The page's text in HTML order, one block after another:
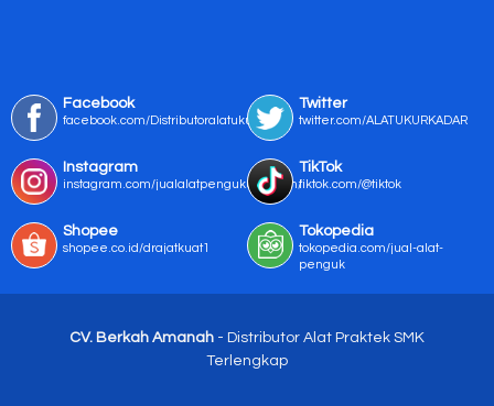
Facebook
facebook.com/Distributoralatukur
Twitter
twitter.com/ALATUKURKADAR
Instagram
instagram.com/jualalatpengukurmurah/
TikTok
tiktok.com/@tiktok
Shopee
shopee.co.id/drajatkuat1
Tokopedia
tokopedia.com/jual-alat-
penguk
CV. Berkah Amanah - Distributor Alat Praktek SMK
Terlengkap